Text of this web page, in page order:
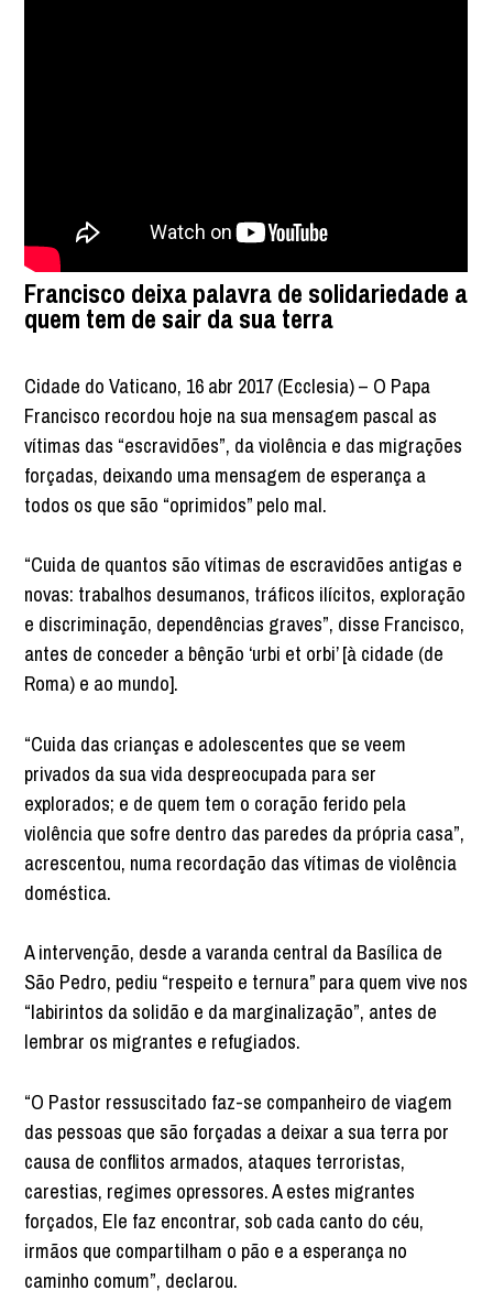
Francisco deixa palavra de solidariedade a
quem tem de sair da sua terra
Cidade do Vaticano, 16 abr 2017 (Ecclesia) – O Papa
Francisco recordou hoje na sua mensagem pascal as
vítimas das “escravidões”, da violência e das migrações
forçadas, deixando uma mensagem de esperança a
todos os que são “oprimidos” pelo mal.
“Cuida de quantos são vítimas de escravidões antigas e
novas: trabalhos desumanos, tráficos ilícitos, exploração
e discriminação, dependências graves”, disse Francisco,
antes de conceder a bênção ‘urbi et orbi’ [à cidade (de
Roma) e ao mundo].
“Cuida das crianças e adolescentes que se veem
privados da sua vida despreocupada para ser
explorados; e de quem tem o coração ferido pela
violência que sofre dentro das paredes da própria casa”,
acrescentou, numa recordação das vítimas de violência
doméstica.
A intervenção, desde a varanda central da Basílica de
São Pedro, pediu “respeito e ternura” para quem vive nos
“labirintos da solidão e da marginalização”, antes de
lembrar os migrantes e refugiados.
“O Pastor ressuscitado faz-se companheiro de viagem
das pessoas que são forçadas a deixar a sua terra por
causa de conflitos armados, ataques terroristas,
carestias, regimes opressores. A estes migrantes
forçados, Ele faz encontrar, sob cada canto do céu,
irmãos que compartilham o pão e a esperança no
caminho comum”, declarou.